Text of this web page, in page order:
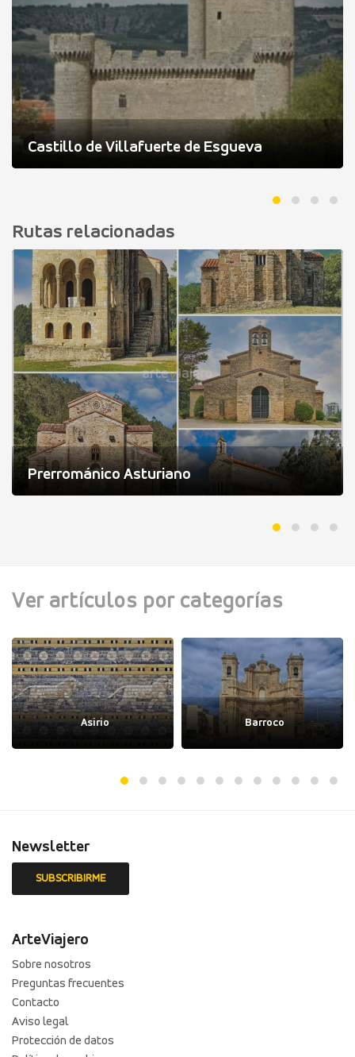
Castillo de Villafuerte de Esgueva
Rutas relacionadas
Prerrománico Asturiano
Ver artículos por categorías
Asirio Barroco
Newsletter
ArteViajero
Sobre nosotros
Preguntas frecuentes
Contacto
Aviso legal
Protección de datos